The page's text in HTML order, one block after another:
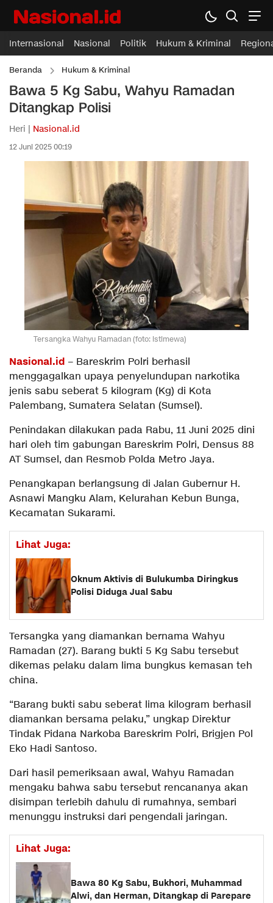
Internasional Nasional Politik Hukum & Kriminal
Beranda Hukum & Kriminal
Bawa 5 Kg Sabu, Wahyu Ramadan
Ditangkap Polisi
Heri | Nasional.id
12 Juni 2025 00:19
Tersangka Wahyu Ramadan (foto: istimewa)
Nasional.id – Bareskrim Polri berhasil
menggagalkan upaya penyelundupan narkotika
jenis sabu seberat 5 kilogram (Kg) di Kota
Palembang, Sumatera Selatan (Sumsel).
Penindakan dilakukan pada Rabu, 11 Juni 2025 dini
hari oleh tim gabungan Bareskrim Polri, Densus 88
AT Sumsel, dan Resmob Polda Metro Jaya.
Penangkapan berlangsung di Jalan Gubernur H.
Asnawi Mangku Alam, Kelurahan Kebun Bunga,
Kecamatan Sukarami.
Lihat Juga:
Oknum Aktivis di Bulukumba Diringkus
Polisi Diduga Jual Sabu
Tersangka yang diamankan bernama Wahyu
Ramadan (27). Barang bukti 5 Kg Sabu tersebut
dikemas pelaku dalam lima bungkus kemasan teh
china.
“Barang bukti sabu seberat lima kilogram berhasil
diamankan bersama pelaku,” ungkap Direktur
Tindak Pidana Narkoba Bareskrim Polri, Brigjen Pol
Eko Hadi Santoso.
Dari hasil pemeriksaan awal, Wahyu Ramadan
mengaku bahwa sabu tersebut rencananya akan
disimpan terlebih dahulu di rumahnya, sembari
menunggu instruksi dari pengendali jaringan.
Lihat Juga:
Bawa 80 Kg Sabu, Bukhori, Muhammad
Alwi, dan Herman, Ditangkap di Parepare